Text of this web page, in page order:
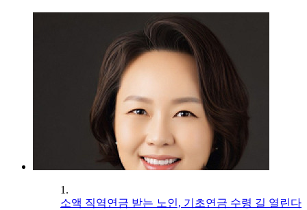
1.
소액 직역연금 받는 노인, 기초연금 수령 길 열린다